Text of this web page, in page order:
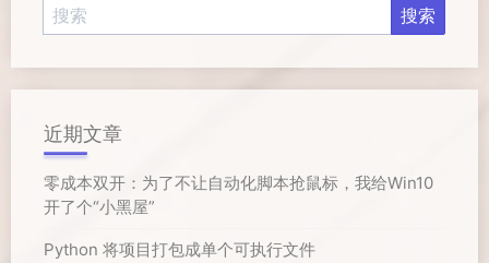
近期文章
零成本双开：为了不让自动化脚本抢鼠标，我给Win10
开了个“小黑屋”
Python 将项目打包成单个可执行文件